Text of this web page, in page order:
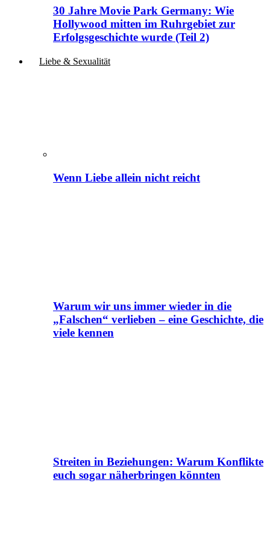
30 Jahre Movie Park Germany: Wie
Hollywood mitten im Ruhrgebiet zur
Erfolgsgeschichte wurde (Teil 2)
Liebe & Sexualität
Wenn Liebe allein nicht reicht
Warum wir uns immer wieder in die
„Falschen“ verlieben – eine Geschichte, die
viele kennen
Streiten in Beziehungen: Warum Konflikte
euch sogar näherbringen könnten